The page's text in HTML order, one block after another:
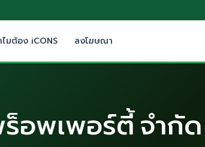
ไมต้อง iCONS ลงโฆษณา
อพเพอร์ตี้ จำกัด